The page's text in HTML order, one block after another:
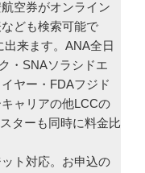
空券がオンライン
ども検索可能で
来ます。ANA全日
・SNAソラシドエ
ヤー・FDAフジド
ャリアの他LCCの
ターも同時に料金比
ト対応。お申込の